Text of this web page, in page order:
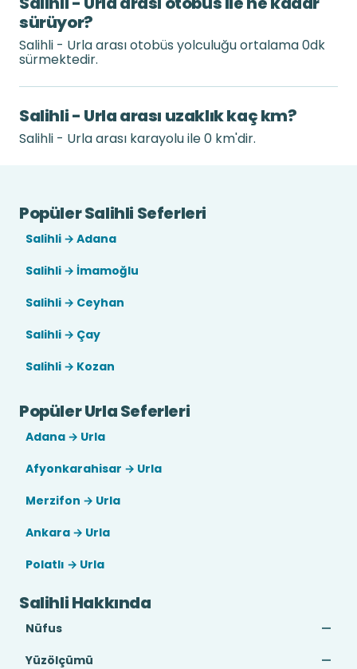
sürüyor?
Salihli - Urla arası otobüs yolculuğu ortalama 0dk
sürmektedir.
Salihli - Urla arası uzaklık kaç km?
Salihli - Urla arası karayolu ile 0 km'dir.
Popüler Salihli Seferleri
Salihli → Adana
Salihli → İmamoğlu
Salihli → Ceyhan
Salihli → Çay
Salihli → Kozan
Popüler Urla Seferleri
Adana → Urla
Afyonkarahisar → Urla
Merzifon → Urla
Ankara → Urla
Polatlı → Urla
Salihli Hakkında
Nüfus
—
Yüzölçümü
—